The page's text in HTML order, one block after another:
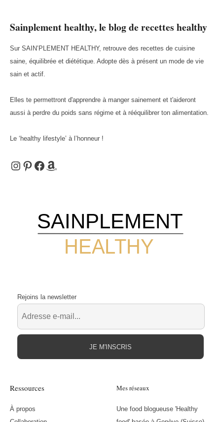
Sainplement healthy, le blog de recettes healthy
Sur SAIN’PLEMENT HEALTHY, retrouve des recettes de cuisine
saine, équilibrée et diététique. Adopte dès à présent un mode de vie
sain et actif.
Elles te permettront d'apprendre à manger sainement et t'aideront
aussi à perdre du poids sans régime et à rééquilibrer ton alimentation.
Le ‘healthy lifestyle’ à l’honneur !
Instagram
Pinterest
Facebook
Amazon
HEALTHY
SAINPLEMENT
Ressources
À propos
Mes réseaux
Une food blogueuse 'Healthy
Rejoins la newsletter
JE M'INSCRIS